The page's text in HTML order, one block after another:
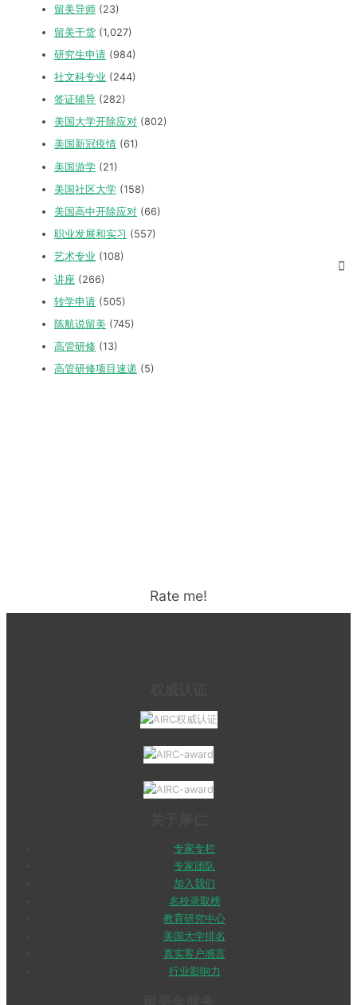
留美导师 (23)
留美干货 (1,027)
研究生申请 (984)
社文科专业 (244)
签证辅导 (282)
美国大学开除应对 (802)
美国新冠疫情 (61)
美国游学 (21)
美国社区大学 (158)
美国高中开除应对 (66)
职业发展和实习 (557)
艺术专业 (108)
讲座 (266)
转学申请 (505)
陈航说留美 (745)
高管研修 (13)
高管研修项目速递 (5)
Rate me!
专家专栏
专家团队
加入我们
名校录取榜
教育研究中心
美国大学排名
真实客户感言
行业影响力